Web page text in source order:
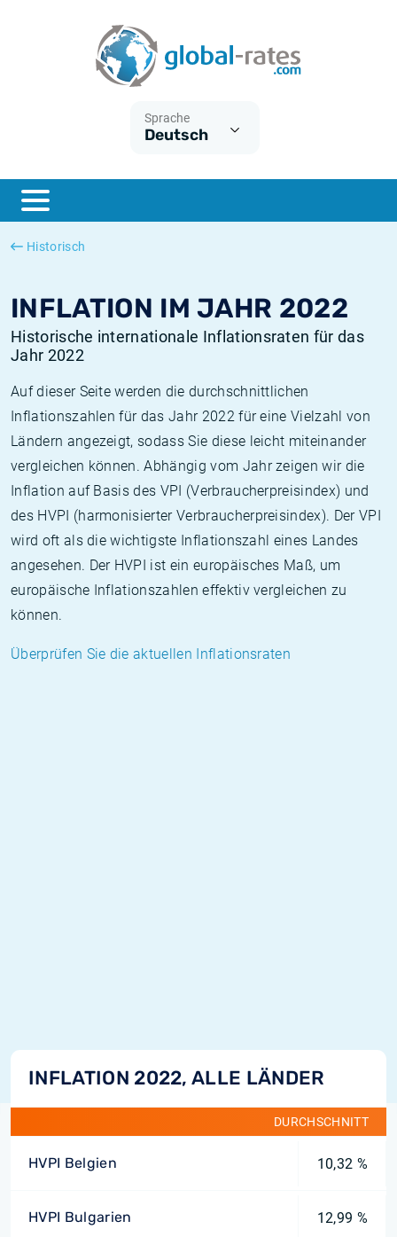
Sprache
Deutsch
Historisch
INFLATION IM JAHR 2022
Historische internationale Inflationsraten für das
Jahr 2022
Auf dieser Seite werden die durchschnittlichen
Inflationszahlen für das Jahr 2022 für eine Vielzahl von
Ländern angezeigt, sodass Sie diese leicht miteinander
vergleichen können. Abhängig vom Jahr zeigen wir die
Inflation auf Basis des VPI (Verbraucherpreisindex) und
des HVPI (harmonisierter Verbraucherpreisindex). Der VPI
wird oft als die wichtigste Inflationszahl eines Landes
angesehen. Der HVPI ist ein europäisches Maß, um
europäische Inflationszahlen effektiv vergleichen zu
können.
Überprüfen Sie die aktuellen Inflationsraten
INFLATION 2022, ALLE LÄNDER
DURCHSCHNITT
HVPI Belgien 10,32 %
HVPI Bulgarien 12,99 %
ESTER
SONIA
Was ist die VPI-Inflation?
Was ist die HVPI-Inflation?
Deutsche inflation
Europäische inflation
Historische Euribor-Sätze
Historische ESTER-Sätze
Historische SOFR-Sätze
Historische SONIA-Sätze
Inflationsrechner